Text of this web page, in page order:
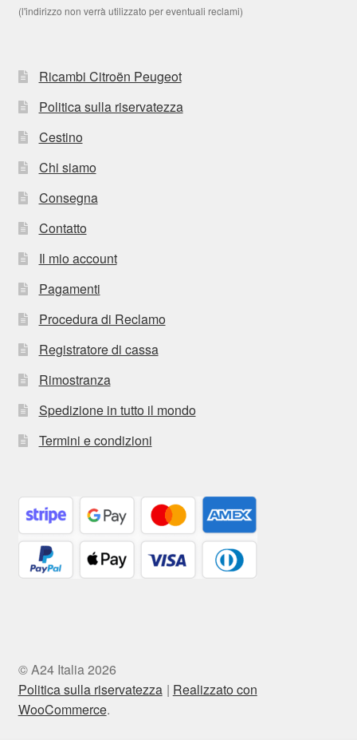
(l'indirizzo non verrà utilizzato per eventuali reclami)
Ricambi Citroën Peugeot
Politica sulla riservatezza
Cestino
Chi siamo
Consegna
Contatto
Il mio account
Pagamenti
Procedura di Reclamo
Registratore di cassa
Rimostranza
Spedizione in tutto il mondo
Termini e condizioni
© A24 Italia 2026
Politica sulla riservatezza
Realizzato con
WooCommerce.